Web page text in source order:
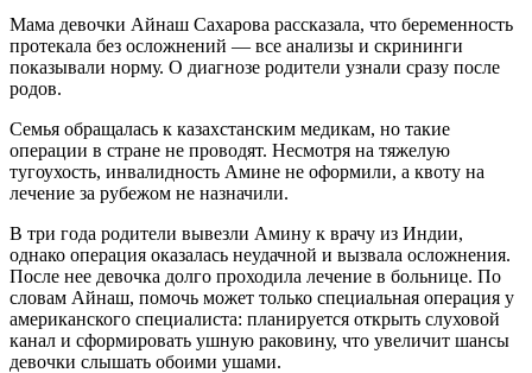
Мама девочки Айнаш Сахарова рассказала, что беременность
протекала без осложнений — все анализы и скрининги
показывали норму. О диагнозе родители узнали сразу после
родов.
Семья обращалась к казахстанским медикам, но такие
операции в стране не проводят. Несмотря на тяжелую
тугоухость, инвалидность Амине не оформили, а квоту на
лечение за рубежом не назначили.
В три года родители вывезли Амину к врачу из Индии,
однако операция оказалась неудачной и вызвала осложнения.
После нее девочка долго проходила лечение в больнице. По
словам Айнаш, помочь может только специальная операция у
американского специалиста: планируется открыть слуховой
канал и сформировать ушную раковину, что увеличит шансы
девочки слышать обоими ушами.